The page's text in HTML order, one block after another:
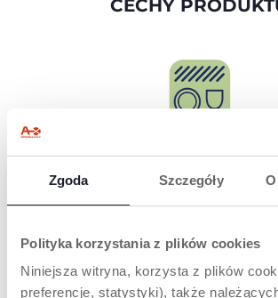
Zgoda Szczegóły
Polityka korzystania z plików cookies
Niniejsza witryna, korzysta z plików
preferencje, statystyki), także
CECHY
MOŻNA MYĆ W
ZMYWARCE
Bardziej praktyczne